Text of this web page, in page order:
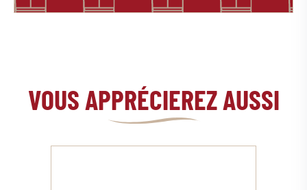
VOUS APPRÉCIEREZ AUSSI